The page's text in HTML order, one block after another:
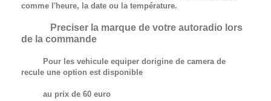
comme l'heure, la date ou la température.
Preciser la marque de votre autoradio lors
de la commande
Pour les vehicule equiper dorigine de camera de
recule une option est disponible
au prix de 60 euro